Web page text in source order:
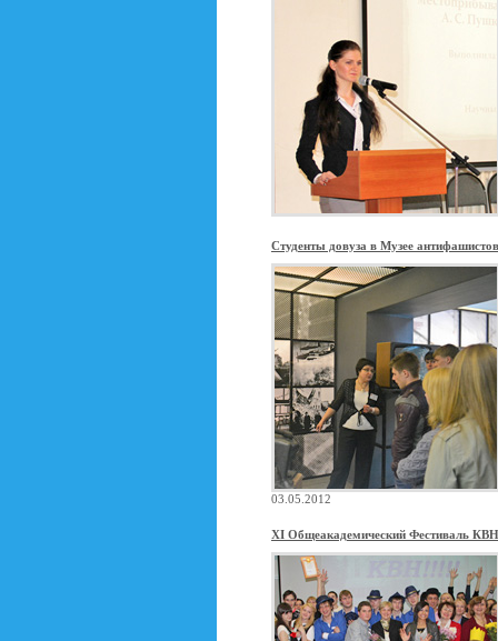
Студенты довуза в Музее антифашистов
03.05.2012
XI Общеакадемический Фестиваль КВН